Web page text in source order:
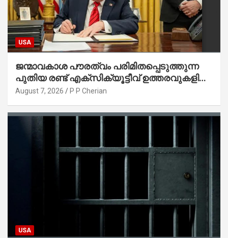
USA
ജന്മാവകാശ പൗരത്വം പരിമിതപ്പെടുത്തുന്ന
പുതിയ രണ്ട് എക്സിക്യൂട്ടീവ് ഉത്തരവുകളിൽ
ട്രംപ് ഒപ്പുവെച്ചു
August 7, 2026 P P Cherian
USA